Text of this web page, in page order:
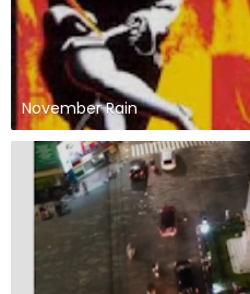
November Rain